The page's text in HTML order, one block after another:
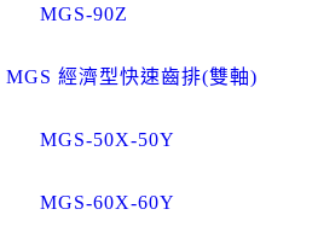
MGS-90Z
▌MGS 經濟型快速齒排(雙軸)
MGS-50X-50Y
MGS-60X-60Y